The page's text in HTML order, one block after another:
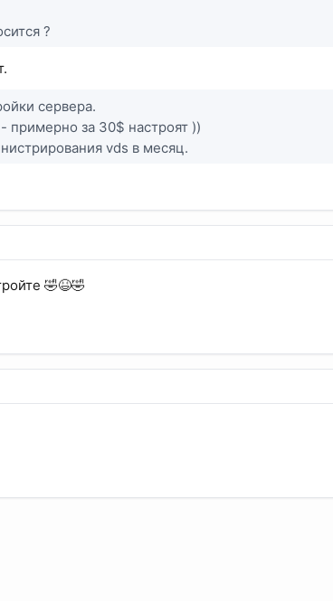
?
сервера.
примерно за 30$ настроят ))
vds в месяц.
🤣😆🤣